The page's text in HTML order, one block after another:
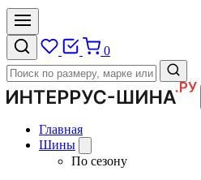
0
Главная
Шины
По сезону